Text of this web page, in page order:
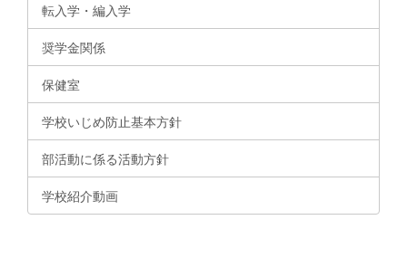
転入学・編入学
奨学金関係
保健室
学校いじめ防止基本方針
部活動に係る活動方針
学校紹介動画